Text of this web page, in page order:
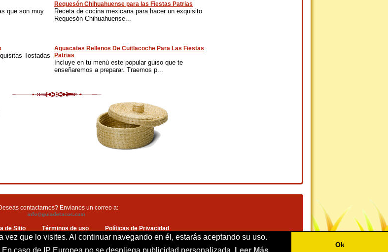
que lo visites. Al continuar navegando en él, estarás aceptando su uso.
caso de IP Europea no se despliega publicidad personalizada
Leer Más
Ok
que son muy
Requesón Chihuahuense para las Fiestas Patrias
Receta de cocina mexicana para hacer un exquisito
Requesón Chihuahuense...
Tostadas
Aguacates Rellenos De Cuitlacoche Para Las Fiestas
Patrias
Incluye en tu menú este popular guiso que te
enseñaremos a preparar. Traemos p...
contactarnos? Envíanos un correo a:
de Sitio Términos de uso
Políticas de Privacidad
Política de cookies
Contacto